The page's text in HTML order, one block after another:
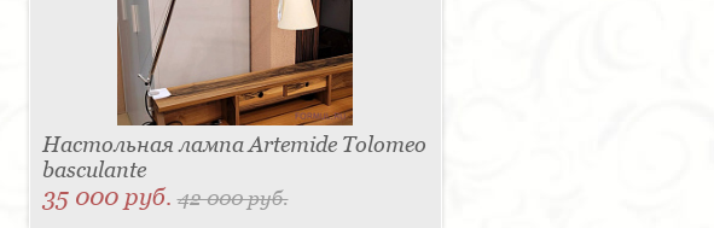
Настольная лампа Artemide Tolomeo
basculante
35 000 руб.42 000 руб.